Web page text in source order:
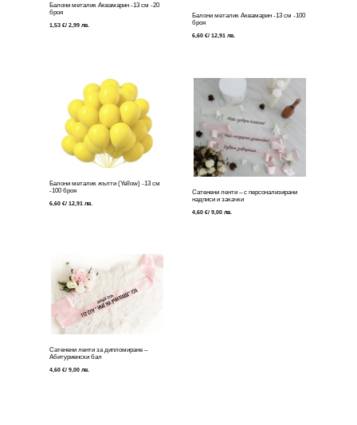
Балони металик Аквамарин -13 см -20
броя
1,53 €/ 2,99 лв.
Балони металик Аквамарин -13 см -100
броя
6,60 €/ 12,91 лв.
Балони металик жълти (Yellow) -13 см
-100 броя
6,60 €/ 12,91 лв.
Сатенени ленти – с персонализирани
надписи и закачки
4,60 €/ 9,00 лв.
Сатенени ленти за дипломиране –
Абитуриенски бал
4,60 €/ 9,00 лв.